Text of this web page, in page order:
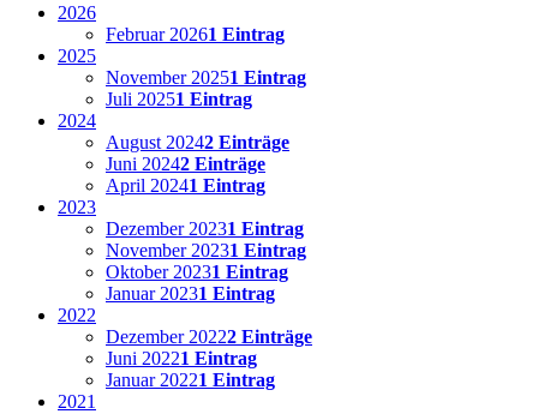
2026
Februar 20261 Eintrag
2025
November 20251 Eintrag
Juli 20251 Eintrag
2024
August 20242 Einträge
Juni 20242 Einträge
April 20241 Eintrag
2023
Dezember 20231 Eintrag
November 20231 Eintrag
Oktober 20231 Eintrag
Januar 20231 Eintrag
2022
Dezember 20222 Einträge
Juni 20221 Eintrag
Januar 20221 Eintrag
2021